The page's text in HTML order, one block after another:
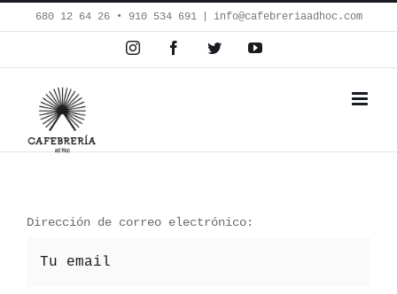
Saltar
al
contenido
680 12 64 26‬ • 910 534 691 info@cafebreriaadhoc.com
InstagramFacebookTwitterYouTube
Dirección de correo electrónico: